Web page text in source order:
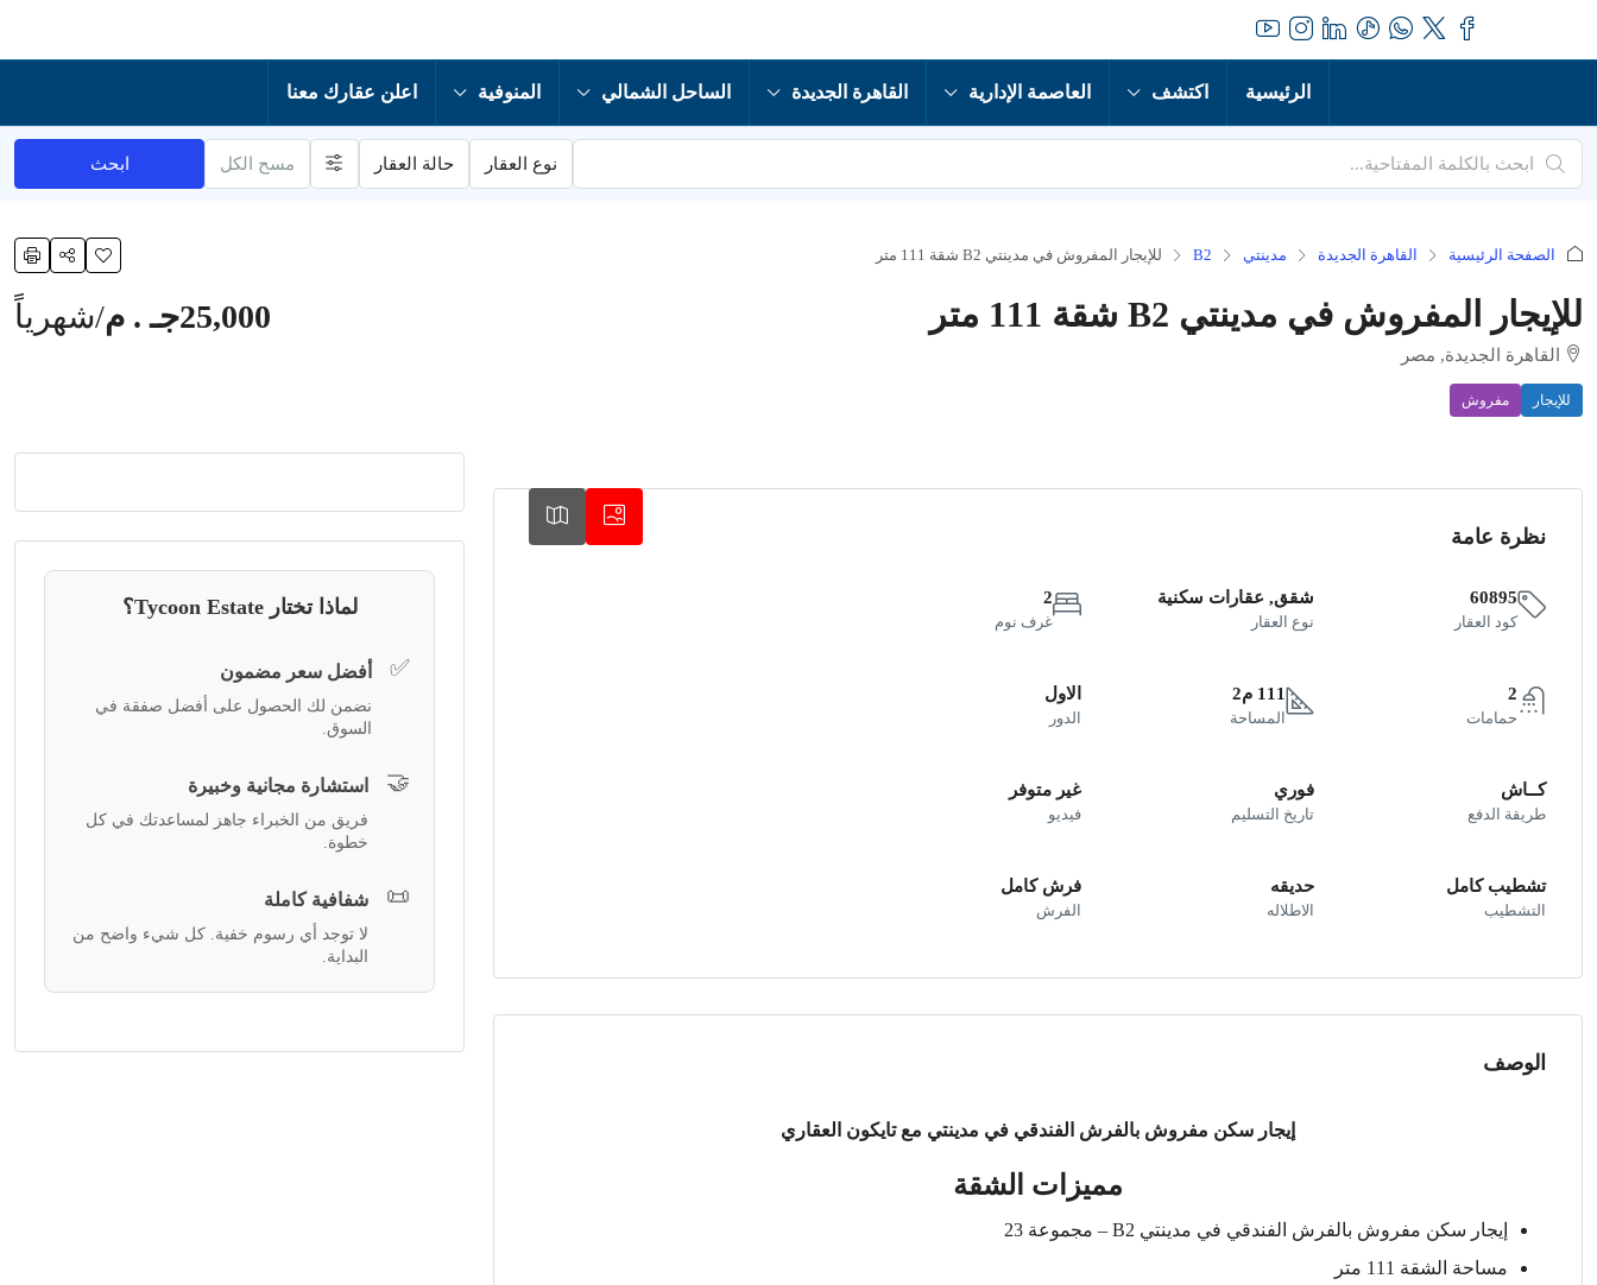
الرئيسية اكتشف العاصمة الإدارية القاهرة الجديدة الساحل الشمالي المنوفية اعلن عقارك معنا
نوع العقار حالة العقار مسح الكل ابحث
الصفحة الرئيسية القاهرة الجديدة مدينتي B2 للإيجار المفروش في مدينتي B2 شقة 111 متر
للإيجار المفروش في مدينتي B2 شقة 111 متر
القاهرة الجديدة, مصر
للإيجار مفروش
25,000جـ . م /شهرياً
نظرة عامة
60895
كود العقار
شقق, عقارات سكنية
نوع العقار
2
غرف نوم
2
حمامات
111 م2
المساحة
الاول
الدور
كــاش
طريقة الدفع
فوري
تاريخ التسليم
غير متوفر
فيديو
تشطيب كامل
التشطيب
حديقه
الاطلاله
فرش كامل
الفرش
الوصف
إيجار سكن مفروش بالفرش الفندقي في مدينتي مع تايكون العقاري
مميزات الشقة
إيجار سكن مفروش بالفرش الفندقي في مدينتي B2 – مجموعة 23
مساحة الشقة 111 متر
لماذا تختار Tycoon Estate؟
✅ أفضل سعر مضمون
نضمن لك الحصول على أفضل صفقة في
السوق.
🤝 استشارة مجانية وخبيرة
فريق من الخبراء جاهز لمساعدتك في كل
خطوة.
📜 شفافية كاملة
لا توجد أي رسوم خفية. كل شيء واضح من
البداية.